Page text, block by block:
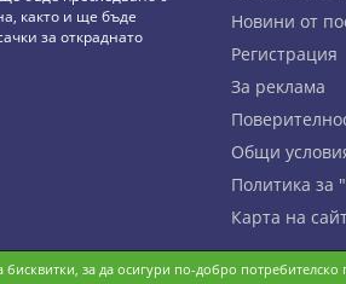
както и ще бъде
за откраднато
Новини от
Регистрация
За реклама
Общи
Политика за
Карта на
CMS.
бисквитки, за да осигури по-добро